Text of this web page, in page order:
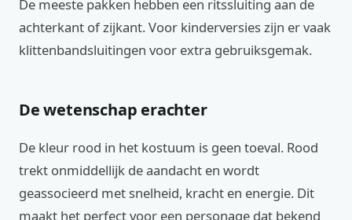
De meeste pakken hebben een ritssluiting aan de
achterkant of zijkant. Voor kinderversies zijn er vaak
klittenbandsluitingen voor extra gebruiksgemak.
De wetenschap erachter
De kleur rood in het kostuum is geen toeval. Rood
trekt onmiddellijk de aandacht en wordt
geassocieerd met snelheid, kracht en energie. Dit
maakt het perfect voor een personage dat bekend